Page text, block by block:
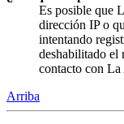
Es posible que
dirección IP o
intentando
deshabilitado el
contacto con
Arriba